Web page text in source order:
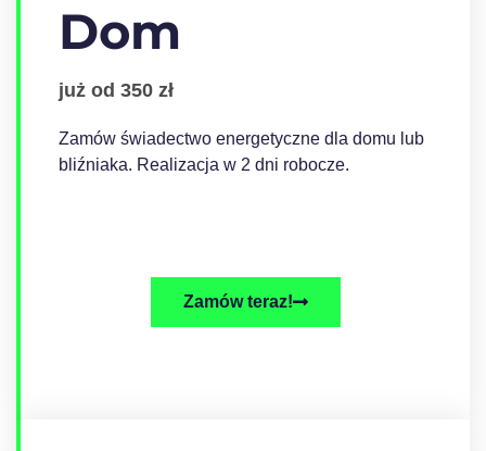
Dom
już od 350 zł
Zamów świadectwo energetyczne dla domu lub
bliźniaka. Realizacja w 2 dni robocze.
Zamów teraz!